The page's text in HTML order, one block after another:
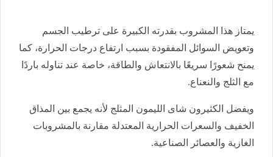
يمتاز هذا المشروب بقدرته الكبيرة على ترطيب الجسم
وتعويض السوائل المفقودة بسبب ارتفاع درجات الحرارة، كما
يمنح شعورًا سريعًا بالانتعاش والطاقة، خاصة عند تناوله باردًا
مع الثلج والنعناع.
ويفضل الكثيرون شاى الليمون المثلج لأنه يجمع بين المذاق
الخفيف والسعرات الحرارية المعتدلة مقارنة بالمشروبات
الغازية والعصائر الصناعية.